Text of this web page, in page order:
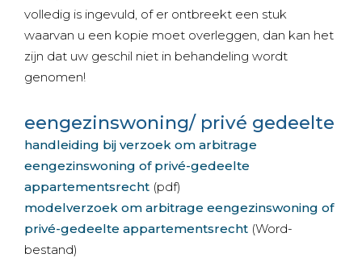
volledig is ingevuld, of er ontbreekt een stuk
waarvan u een kopie moet overleggen, dan kan het
zijn dat uw geschil niet in behandeling wordt
genomen!
eengezinswoning/ privé gedeelte
handleiding bij verzoek om arbitrage
eengezinswoning of privé-gedeelte
appartementsrecht (pdf)
modelverzoek om arbitrage eengezinswoning of
privé-gedeelte appartementsrecht (Word-
bestand)